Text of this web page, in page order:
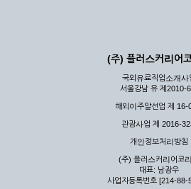
(주) 플러스커리어
국외유료직업소개사
서울강남 유 제2010-
해외이주알선업 제 16-
관광사업 제 2016-32
개인정보처리방침
(주) 플러스커리어코
대표: 남광우
사업자등록번호 [214-88-